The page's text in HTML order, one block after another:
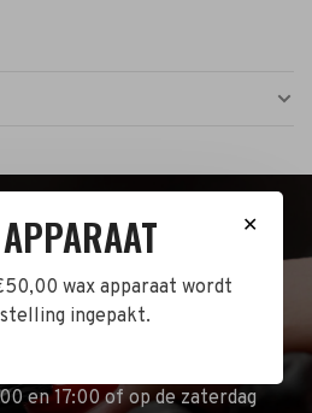
DE WINKEL!
hebben wij ook een fysieke
en 17:00 of op de zaterdag
✕
wax apparaat wordt
ingepakt.